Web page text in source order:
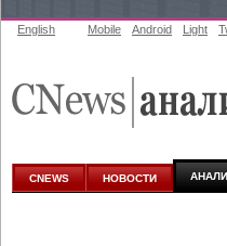
аналитике
English Mobile Android Light
CNEWS НОВОСТИ